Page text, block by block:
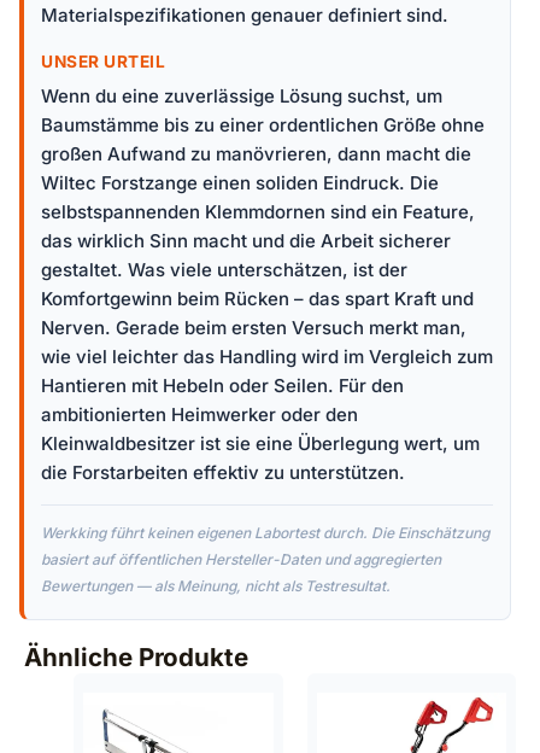
Materialspezifikationen genauer definiert sind.
UNSER URTEIL
Wenn du eine zuverlässige Lösung suchst, um
Baumstämme bis zu einer ordentlichen Größe ohne
großen Aufwand zu manövrieren, dann macht die
Wiltec Forstzange einen soliden Eindruck. Die
selbstspannenden Klemmdornen sind ein Feature,
das wirklich Sinn macht und die Arbeit sicherer
gestaltet. Was viele unterschätzen, ist der
Komfortgewinn beim Rücken – das spart Kraft und
Nerven. Gerade beim ersten Versuch merkt man,
wie viel leichter das Handling wird im Vergleich zum
Hantieren mit Hebeln oder Seilen. Für den
ambitionierten Heimwerker oder den
Kleinwaldbesitzer ist sie eine Überlegung wert, um
die Forstarbeiten effektiv zu unterstützen.
Werkking führt keinen eigenen Labortest durch. Die Einschätzung
basiert auf öffentlichen Hersteller-Daten und aggregierten
Bewertungen — als Meinung, nicht als Testresultat.
Ähnliche Produkte